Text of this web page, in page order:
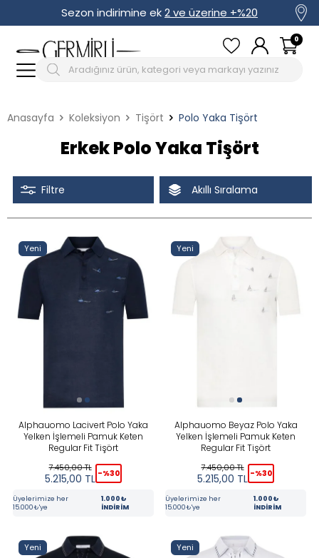
Sezon indirimine ek2 ve üzerine +%20
0
Anasayfa Koleksiyon Tişört Polo Yaka Tişört
Erkek Polo Yaka Tişört
Filtre
Tüm Filtreleri Kaldır Seçimi Filtrele
İndirimli
Stoktakiler
KATEGORILER
BEDEN
RENK
Akıllı Sıralama
Yeni
Alphauomo Lacivert Polo Yaka
Yelken İşlemeli Pamuk Keten
Regular Fit Tişört
7.450,00TL
5.215,00 TL -%30
Üyelerimize her
15.000₺'ye
1.000₺
İNDİRİM
Yeni
Alphauomo Beyaz Polo Yaka
Yelken İşlemeli Pamuk Keten
Regular Fit Tişört
7.450,00TL
5.215,00 TL -%30
Üyelerimize her
15.000₺'ye
1.000₺
İNDİRİM
Yeni Yeni